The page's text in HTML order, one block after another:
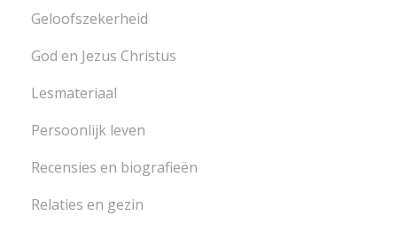
Geloofszekerheid
God en Jezus Christus
Lesmateriaal
Persoonlijk leven
Recensies en biografieën
Relaties en gezin